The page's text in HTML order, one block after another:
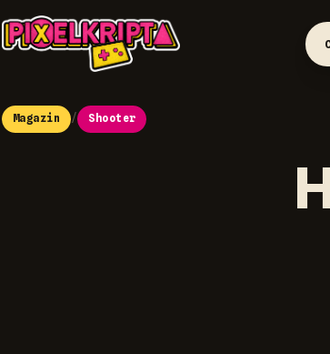
Magazin / Shooter